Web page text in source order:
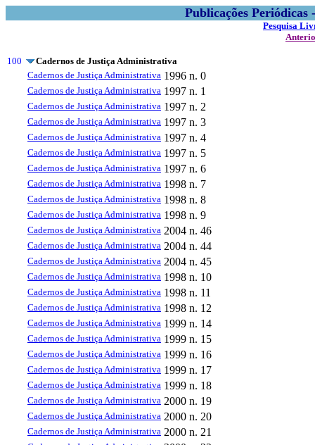
Publicações
Pesquisa
100
Cadernos de Justiça Administrativa
Cadernos de Justiça Administrativa 1996 n. 0
Cadernos de Justiça Administrativa 1997 n. 1
Cadernos de Justiça Administrativa 1997 n. 2
Cadernos de Justiça Administrativa 1997 n. 3
Cadernos de Justiça Administrativa 1997 n. 4
Cadernos de Justiça Administrativa 1997 n. 5
Cadernos de Justiça Administrativa 1997 n. 6
Cadernos de Justiça Administrativa 1998 n. 7
Cadernos de Justiça Administrativa 1998 n. 8
Cadernos de Justiça Administrativa 1998 n. 9
Cadernos de Justiça Administrativa 2004 n. 46
Cadernos de Justiça Administrativa 2004 n. 44
Cadernos de Justiça Administrativa 2004 n. 45
Cadernos de Justiça Administrativa 1998 n. 10
Cadernos de Justiça Administrativa 1998 n. 11
Cadernos de Justiça Administrativa 1998 n. 12
Cadernos de Justiça Administrativa 1999 n. 14
Cadernos de Justiça Administrativa 1999 n. 15
Cadernos de Justiça Administrativa 1999 n. 16
Cadernos de Justiça Administrativa 1999 n. 17
Cadernos de Justiça Administrativa 1999 n. 18
Cadernos de Justiça Administrativa 2000 n. 19
Cadernos de Justiça Administrativa 2000 n. 20
Cadernos de Justiça Administrativa 2000 n. 21